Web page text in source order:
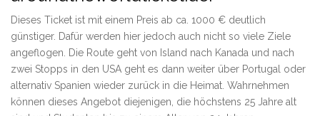
Dieses Ticket ist mit einem Preis ab ca. 1000 € deutlich
günstiger. Dafür werden hier jedoch auch nicht so viele Ziele
angeflogen. Die Route geht von Island nach Kanada und nach
zwei Stopps in den USA geht es dann weiter über Portugal oder
alternativ Spanien wieder zurück in die Heimat. Wahrnehmen
können dieses Angebot diejenigen, die höchstens 25 Jahre alt